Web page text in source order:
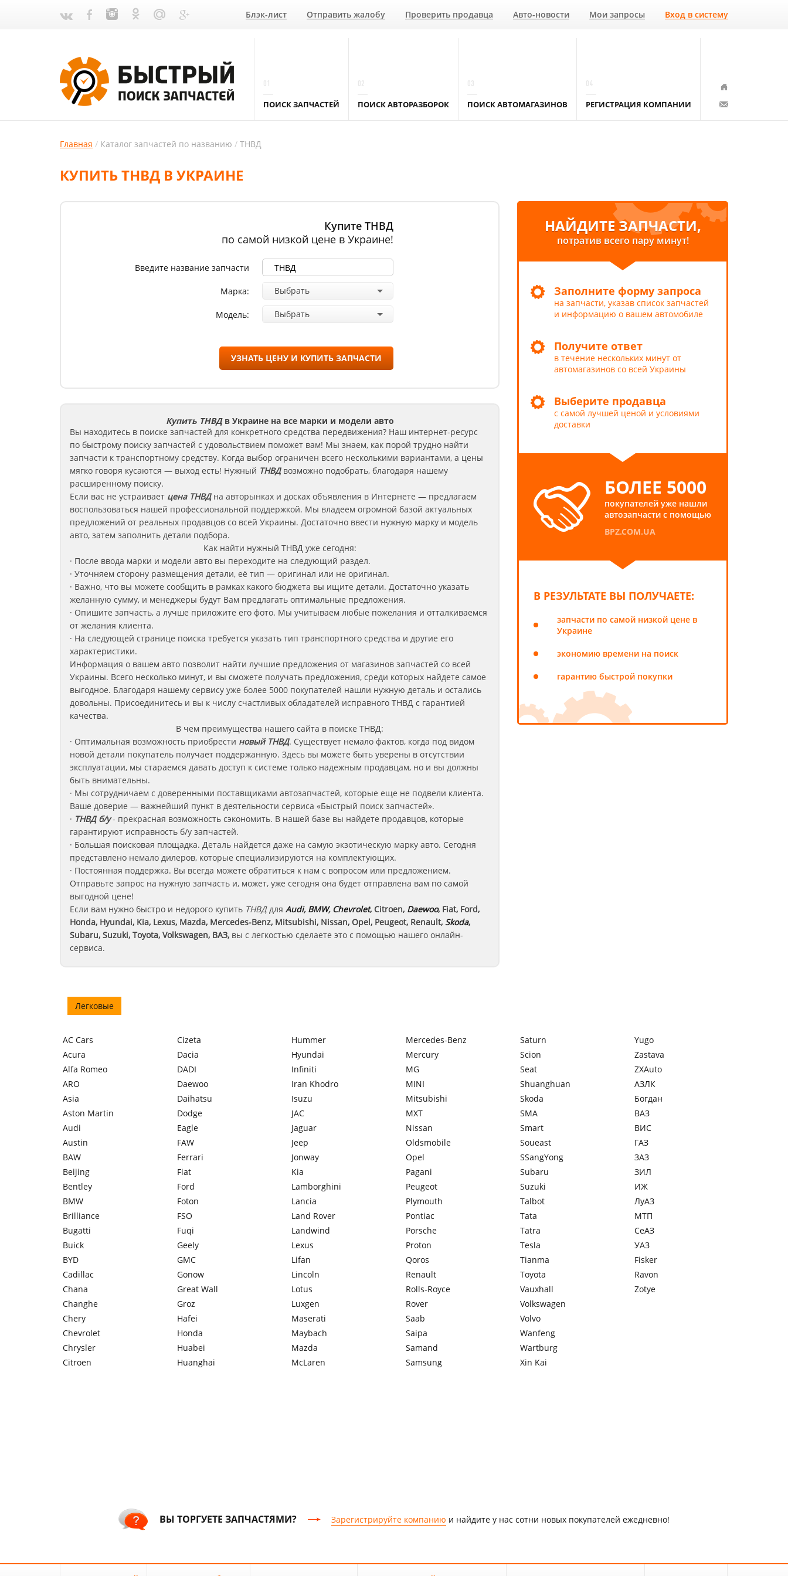
Блэк-лист Отправить жалобу Проверить продавца Авто-новости Мои запросы Вход в систему
ПОИСК ЗАПЧАСТЕЙ ПОИСК АВТОРАЗБОРОК ПОИСК АВТОМАГАЗИНОВ РЕГИСТРАЦИЯ КОМПАНИИ
Главная Каталог запчастей по названию ТНВД
КУПИТЬ ТНВД В УКРАИНЕ
Купите ТНВД
по самой низкой цене в Украине!
Введите название запчасти
Марка: Выбрать
Модель: Выбрать
УЗНАТЬ ЦЕНУ И КУПИТЬ ЗАПЧАСТИ
Купить ТНВД в Украине на все марки и модели авто
Вы находитесь в поиске запчастей для конкретного средства передвижения? Наш интернет-ресурс
по быстрому поиску запчастей с удовольствием поможет вам! Мы знаем, как порой трудно найти
запчасти к транспортному средству. Когда выбор ограничен всего несколькими вариантами, а цены
мягко говоря кусаются — выход есть! Нужный ТНВД возможно подобрать, благодаря нашему
расширенному поиску.
Если вас не устраивает ценаТНВД на авторынках и досках объявления в Интернете — предлагаем
воспользоваться нашей профессиональной поддержкой. Мы владеем огромной базой актуальных
предложений от реальных продавцов со всей Украины. Достаточно ввести нужную марку и модель
авто, затем заполнить детали подбора.
Как найти нужный ТНВД уже сегодня:
· После ввода марки и модели авто вы переходите на следующий раздел.
· Уточняем сторону размещения детали, её тип — оригинал или не оригинал.
· Важно, что вы можете сообщить в рамках какого бюджета вы ищите детали. Достаточно указать
желанную сумму, и менеджеры будут Вам предлагать оптимальные предложения.
· Опишите запчасть, а лучше приложите его фото. Мы учитываем любые пожелания и отталкиваемся
от желания клиента.
· На следующей странице поиска требуется указать тип транспортного средства и другие его
характеристики.
Информация о вашем авто позволит найти лучшие предложения от магазинов запчастей со всей
Украины. Всего несколько минут, и вы сможете получать предложения, среди которых найдете самое
выгодное. Благодаря нашему сервису уже более 5000 покупателей нашли нужную деталь и остались
довольны. Присоединитесь и вы к числу счастливых обладателей исправного ТНВД с гарантией
качества.
В чем преимущества нашего сайта в поиске ТНВД:
· Оптимальная возможность приобрести новый ТНВД. Существует немало фактов, когда под видом
новой детали покупатель получает поддержанную. Здесь вы можете быть уверены в отсутствии
эксплуатации, мы стараемся давать доступ к системе только надежным продавцам, но и вы должны
быть внимательны.
· Мы сотрудничаем с доверенными поставщиками автозапчастей, которые еще не подвели клиента.
Ваше доверие — важнейший пункт в деятельности сервиса «Быстрый поиск запчастей».
· ТНВД б/у- прекрасная возможность сэкономить. В нашей базе вы найдете продавцов, которые
гарантируют исправность б/у запчастей.
· Большая поисковая площадка. Деталь найдется даже на самую экзотическую марку авто. Сегодня
представлено немало дилеров, которые специализируются на комплектующих.
· Постоянная поддержка. Вы всегда можете обратиться к нам с вопросом или предложением.
Отправьте запрос на нужную запчасть и, может, уже сегодня она будет отправлена вам по самой
выгодной цене!
Если вам нужно быстро и недорого купить ТНВДдля Audi, BMW, Chevrolet, Citroen, Daewoo, Fiat, Ford,
Honda, Hyundai, Kia, Lexus, Mazda, Mercedes-Benz, Mitsubishi, Nissan, Opel, Peugeot, Renault, Skoda,
Subaru, Suzuki, Toyota, Volkswagen, ВАЗ, вы с легкостью сделаете это с помощью нашего онлайн-
сервиса.
НАЙДИТЕ ЗАПЧАСТИ,
потратив всего пару минут!
Заполните форму запроса
на запчасти, указав список запчастей
и информацию о вашем автомобиле
Получите ответ
в течение нескольких минут от
автомагазинов со всей Украины
Выберите продавца
с самой лучшей ценой и условиями
доставки
БОЛЕЕ 5000
покупателей уже нашли
автозапчасти с помощью
BPZ.COM.UA
В РЕЗУЛЬТАТЕ ВЫ ПОЛУЧАЕТЕ:
запчасти по самой низкой цене в
Украине
экономию времени на поиск
гарантию быстрой покупки
Легковые
AC Cars
Acura
Alfa Romeo
ARO
Asia
Aston Martin
Audi
Austin
BAW
Beijing
Bentley
BMW
Brilliance
Bugatti
Buick
BYD
Cadillac
Chana
Changhe
Chery
Chevrolet
Chrysler
Citroen
Cizeta
Dacia
DADI
Daewoo
Daihatsu
Dodge
Eagle
FAW
Ferrari
Fiat
Ford
Foton
FSO
Fuqi
Geely
GMC
Gonow
Great Wall
Groz
Hafei
Honda
Huabei
Huanghai
Hummer
Hyundai
Infiniti
Iran Khodro
Isuzu
JAC
Jaguar
Jeep
Jonway
Kia
Lamborghini
Lancia
Land Rover
Landwind
Lexus
Lifan
Lincoln
Lotus
Luxgen
Maserati
Maybach
Mazda
McLaren
Mercedes-Benz
Mercury
MG
MINI
Mitsubishi
MXT
Nissan
Oldsmobile
Opel
Pagani
Peugeot
Plymouth
Pontiac
Porsche
Proton
Qoros
Renault
Rolls-Royce
Rover
Saab
Saipa
Samand
Samsung
Saturn
Scion
Seat
Shuanghuan
Skoda
SMA
Smart
Soueast
SSangYong
Subaru
Suzuki
Talbot
Tata
Tatra
Tesla
Tianma
Toyota
Vauxhall
Volkswagen
Volvo
Wanfeng
Wartburg
Xin Kai
Yugo
Zastava
ZXAuto
АЗЛК
Богдан
ВАЗ
ВИС
ГАЗ
ЗАЗ
ЗИЛ
ИЖ
ЛуАЗ
МТП
СеАЗ
УАЗ
Fisker
Ravon
Zotye
ВЫ ТОРГУЕТЕ ЗАПЧАСТЯМИ? Зарегистрируйте компанию и найдите у нас сотни новых покупателей ежедневно!